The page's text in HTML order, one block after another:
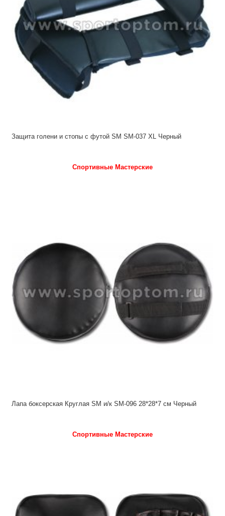
Защита голени и стопы с футой SM SM-037 XL Черный
Спортивные Мастерские
Лапа боксерская Круглая SM и/к SM-096 28*28*7 см Черный
Спортивные Мастерские